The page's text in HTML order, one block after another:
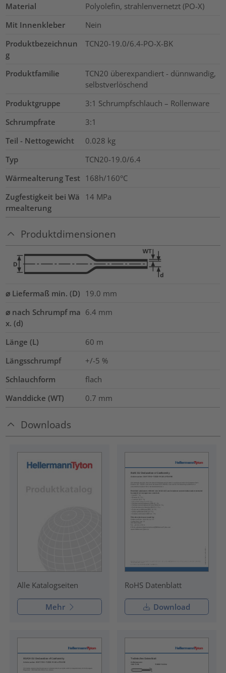
Material
Polyolefin, strahlenvernetzt (PO-X)
Mit Innenkleber
Nein
Produktbezeichnun
g
TCN20-19.0/6.4-PO-X-BK
Produktfamilie
TCN20 überexpandiert - dünnwandig,
selbstverlöschend
Produktgruppe
3:1 Schrumpfschlauch – Rollenware
Schrumpfrate
3:1
Teil - Nettogewicht
0.028 kg
Typ
TCN20-19.0/6.4
Wärmealterung Test 168h/160°C
Zugfestigkeit bei Wä
rmealterung
14 MPa
Produktdimensionen
⌀ Liefermaß min. (D) 19.0 mm
⌀ nach Schrumpf ma
x. (d)
6.4 mm
Länge (L) 60 m
Längsschrumpf
+/-5 %
Schlauchform
flach
Wanddicke (WT)
0.7 mm
Downloads
Alle Katalogseiten
Mehr
RoHS Datenblatt
Download